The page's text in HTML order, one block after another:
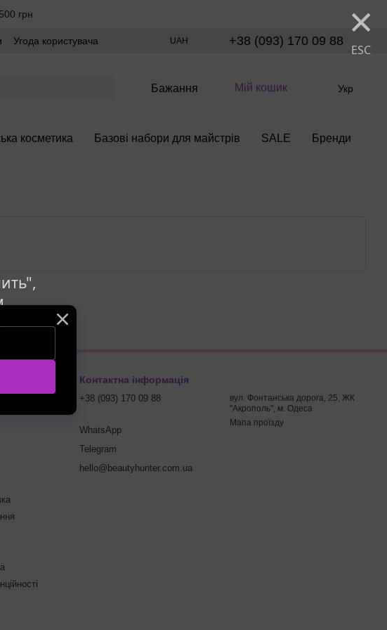
×
ESC
грн
Угода користувача
UAH +38 (093) 170 09 88
Бажання Мій кошик Укр
косметика Базові набори для майстрів SALE Бренди
Контактна інформація
+38 (093) 170 09 88
WhatsApp
Telegram
hello@beautyhunter.com.ua
вул. Фонтанська дорога, 25, ЖК
"Акрополь", м. Одеса
Мапа проїзду